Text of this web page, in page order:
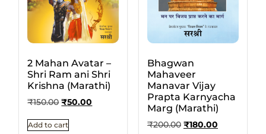
2 Mahan Avatar –
Shri Ram ani Shri
Krishna (Marathi)
₹150.00 ₹50.00
Add to cart
Bhagwan
Mahaveer
Manavar Vijay
Prapta Karnyacha
Marg (Marathi)
₹200.00 ₹180.00